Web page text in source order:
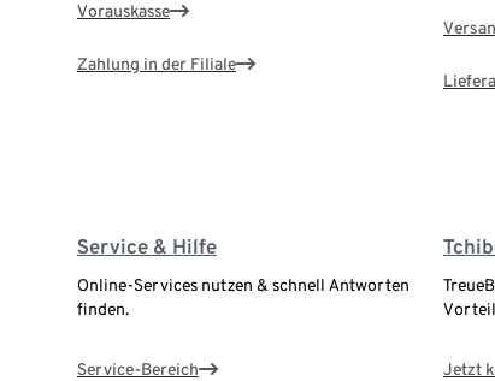
Vorauskasse
Zahlung in der Filiale
Service & Hilfe
Online-Services nutzen & schnell Antworten
finden.
Service-Bereich Jetzt